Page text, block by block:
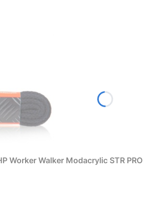
Worker Walker Modacrylic STR PRO